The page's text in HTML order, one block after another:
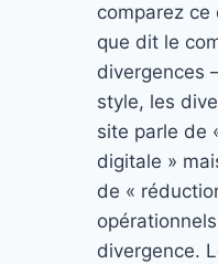
comparez
que dit le
divergences
style, les
site parle de
digitale »
de «
opérationnels
divergence.